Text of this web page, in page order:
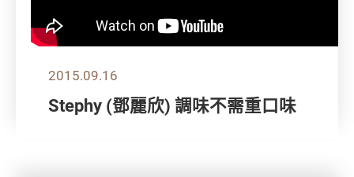
2015.09.16
Stephy (鄧麗欣) 調味不需重口味